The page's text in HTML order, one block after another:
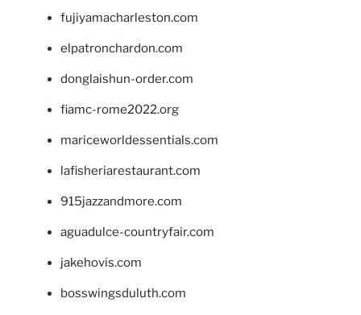
fujiyamacharleston.com
elpatronchardon.com
donglaishun-order.com
fiamc-rome2022.org
mariceworldessentials.com
lafisheriarestaurant.com
915jazzandmore.com
aguadulce-countryfair.com
jakehovis.com
bosswingsduluth.com